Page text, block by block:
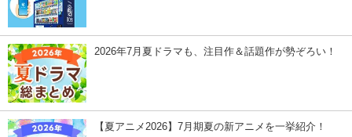
2026年7月夏ドラマも、注目作＆話題作が勢ぞろい！
【夏アニメ2026】7月期夏の新アニメを一挙紹介！